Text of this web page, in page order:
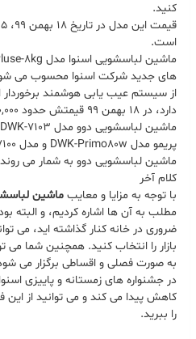
کنید.
است.
های جدید شرکت اسنوا محسوب می
از سیستم عیب یابی هوشمند
دارد، در 18 بهمن 99 قیمتش حدود 15,100,000 تومان اعلام شده است.
ماشین لباسشویی دوو به شمار می
کلام آخر
با توجه به مزایا و معایب ماشین
مطلب به آن ها اشاره کردیم، و البته
ضروری در خانه کنار گذاشته اید، می
بازار را انتخاب کنید. همچنین شما می
به صورت فصلی و اقساطی برگزار می
در جشنواره های زمستانه و پاییزی
کاهش پیدا می کند و می توانید از
را ببرید.